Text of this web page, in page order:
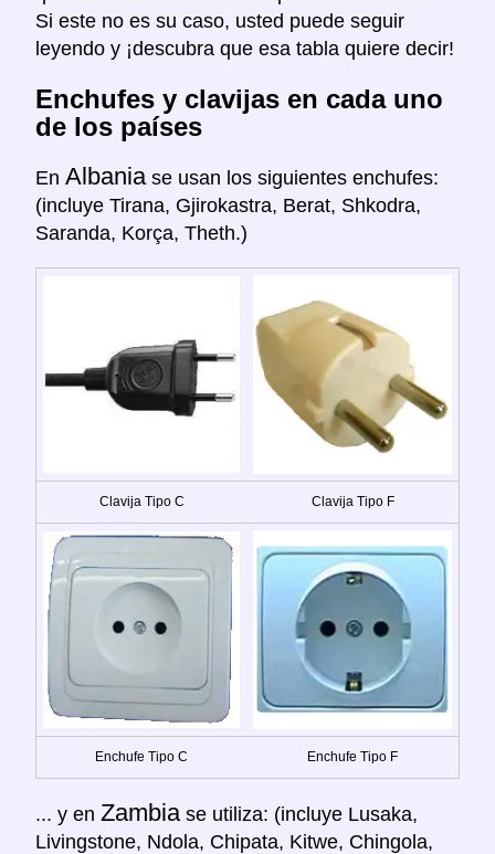
Si este no es su caso, usted puede seguir
leyendo y ¡descubra que esa tabla quiere decir!
Enchufes y clavijas en cada uno
de los países
En Albania se usan los siguientes enchufes:
(incluye Tirana, Gjirokastra, Berat, Shkodra,
Saranda, Korça, Theth.)
Clavija Tipo C Clavija Tipo F
Enchufe Tipo C Enchufe Tipo F
... y en Zambia se utiliza: (incluye Lusaka,
Livingstone, Ndola, Chipata, Kitwe, Chingola,